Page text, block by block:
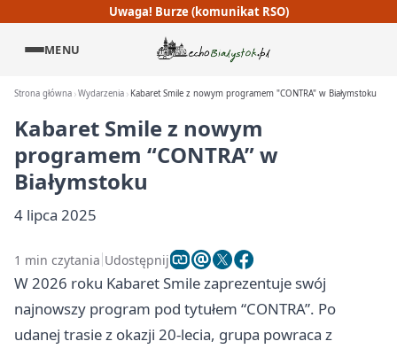
Uwaga! Burze (komunikat RSO)
MENU
Strona główna Wydarzenia Kabaret Smile z nowym programem "CONTRA" w Białymstoku
Kabaret Smile z nowym
programem “CONTRA” w
Białymstoku
4 lipca 2025
1 min czytania Udostępnij
W 2026 roku Kabaret Smile zaprezentuje swój
najnowszy program pod tytułem “CONTRA”. Po
udanej trasie z okazji 20-lecia, grupa powraca z